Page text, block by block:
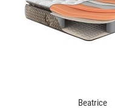
Beatrice